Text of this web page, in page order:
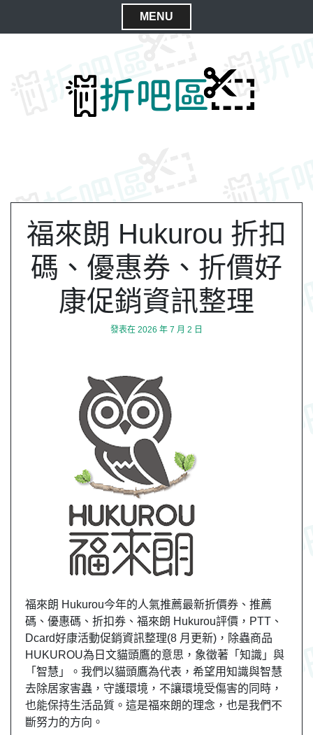
MENU
C
福來朗 Hukurou 折扣
碼、優惠券、折價好
康促銷資訊整理
發表在 2026 年 7 月 2 日
福來朗 Hukurou今年的人氣推薦最新折價券、推薦
碼、優惠碼、折扣券、福來朗 Hukurou評價，PTT、
Dcard好康活動促銷資訊整理(8 月更新)，除蟲商品
HUKUROU為日文貓頭鷹的意思，象徵著「知識」與
「智慧」。我們以貓頭鷹為代表，希望用知識與智慧
去除居家害蟲，守護環境，不讓環境受傷害的同時，
也能保持生活品質。這是福來朗的理念，也是我們不
斷努力的方向。